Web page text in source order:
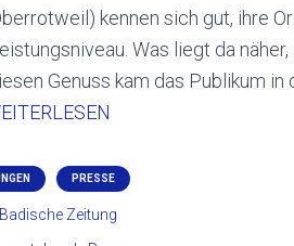
kennen sich gut, ihre
Was liegt da
Genuss kam das Publikum
PRESSE
Badische Zeitung